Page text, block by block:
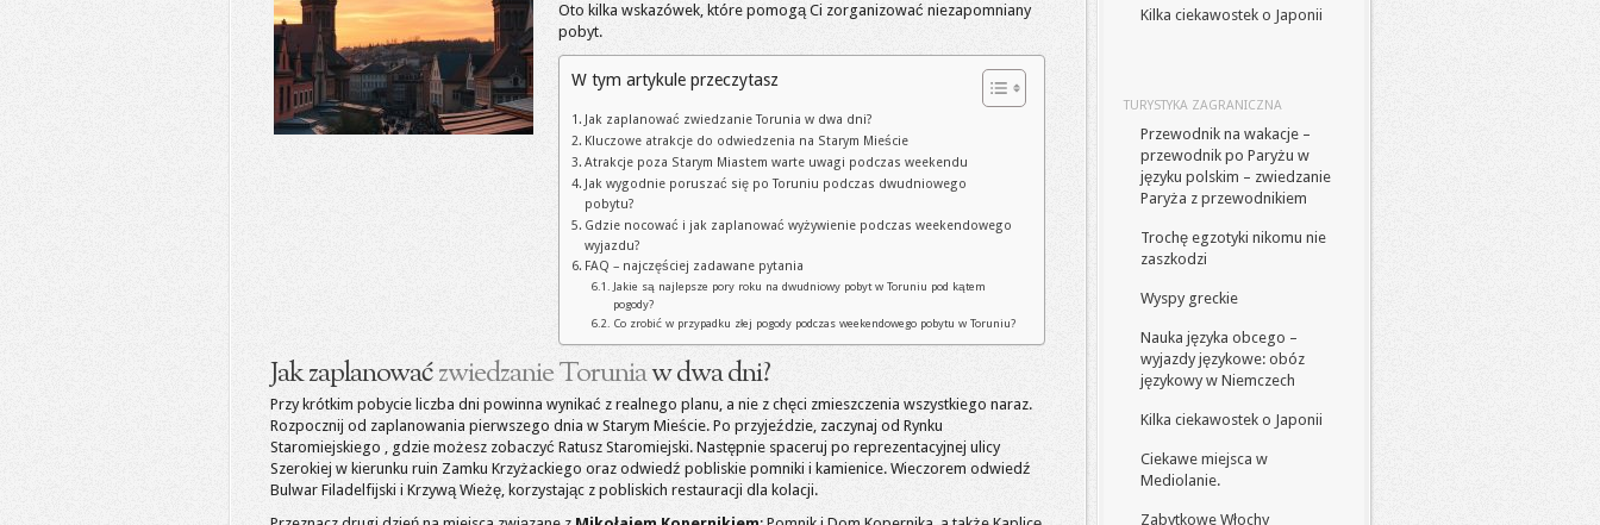
Oto kilka wskazówek, które pomogą Ci zorganizować niezapomniany
pobyt.
W tym artykule przeczytasz
Jak zaplanować zwiedzanie Torunia w dwa dni?
Kluczowe atrakcje do odwiedzenia na Starym Mieście
Atrakcje poza Starym Miastem warte uwagi podczas weekendu
Jak wygodnie poruszać się po Toruniu podczas dwudniowego
pobytu?
Gdzie nocować i jak zaplanować wyżywienie podczas weekendowego
wyjazdu?
FAQ – najczęściej zadawane pytania
Jakie są najlepsze pory roku na dwudniowy pobyt w Toruniu pod kątem
pogody?
Co zrobić w przypadku złej pogody podczas weekendowego pobytu w Toruniu?
Jak zaplanowaćzwiedzanie Toruniaw dwa dni?
Przy krótkim pobycie liczba dni powinna wynikać z realnego planu, a nie z chęci zmieszczenia wszystkiego naraz.
Rozpocznij od zaplanowania pierwszego dnia w Starym Mieście. Po przyjeździe, zaczynaj od Rynku
Staromiejskiego , gdzie możesz zobaczyć Ratusz Staromiejski. Następnie spaceruj po reprezentacyjnej ulicy
Szerokiej w kierunku ruin Zamku Krzyżackiego oraz odwiedź pobliskie pomniki i kamienice. Wieczorem odwiedź
Bulwar Filadelfijski i Krzywą Wieżę, korzystając z pobliskich restauracji dla kolacji.
Kilka ciekawostek o Japonii
TURYSTYKA ZAGRANICZNA
Przewodnik na wakacje –
przewodnik po Paryżu w
języku polskim – zwiedzanie
Paryża z przewodnikiem
Trochę egzotyki nikomu nie
zaszkodzi
Wyspy greckie
Nauka języka obcego –
wyjazdy językowe: obóz
językowy w Niemczech
Kilka ciekawostek o Japonii
Ciekawe miejsca w
Mediolanie.
Zabytkowe Włochy